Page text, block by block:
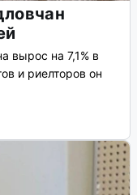
вырос на 7,1% в
и риелторов он